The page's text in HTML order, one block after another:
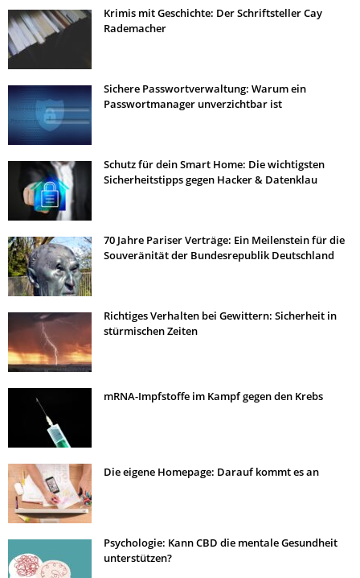
Krimis mit Geschichte: Der Schriftsteller Cay
Rademacher
Sichere Passwortverwaltung: Warum ein
Passwortmanager unverzichtbar ist
Schutz für dein Smart Home: Die wichtigsten
Sicherheitstipps gegen Hacker & Datenklau
70 Jahre Pariser Verträge: Ein Meilenstein für die
Souveränität der Bundesrepublik Deutschland
Richtiges Verhalten bei Gewittern: Sicherheit in
stürmischen Zeiten
mRNA-Impfstoffe im Kampf gegen den Krebs
Die eigene Homepage: Darauf kommt es an
Psychologie: Kann CBD die mentale Gesundheit
unterstützen?